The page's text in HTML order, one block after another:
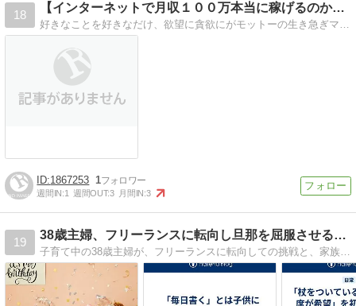
18
【インターネットで月収１００万本当に稼げるのか！？】
好きなことを好きなだけ、欲望に貪欲にがモットーの生き急ぎマンブログ。就職しないでも自由に暮らしたい。そのためにどうすれば良いかを模索してます。
1867253 1
週間IN:1 週間OUT:3 月間IN:3
19
38歳主婦、フリーランスに転向し旦那を屈服させる下克上夢物語
子育て中の38歳主婦が、フリーランスに転向しての挑戦と、家族について、いろいろ綴っています。